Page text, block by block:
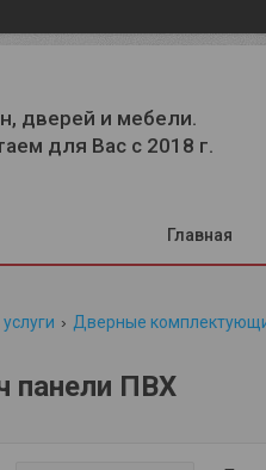
дверей и мебели.
для Вас с 2018 г.
Главная
Дверные
панели ПВХ